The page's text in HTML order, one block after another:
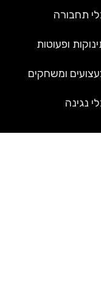
תחבורה
ופעוטות
ומשחקים
נגינה